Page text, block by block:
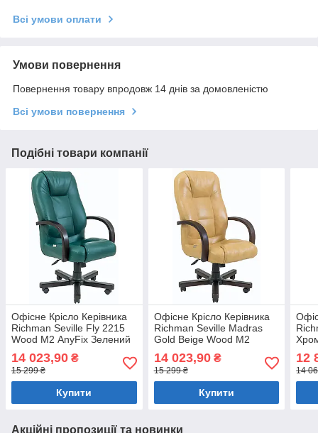
Всі умови оплати
Умови повернення
Повернення товару впродовж 14 днів за домовленістю
Всі умови повернення
Подібні товари компанії
Офісне Крісло Керівника
Richman Seville Fly 2215
Wood М2 AnyFix Зелений
14 023,90 ₴
15 299 ₴
Купити
Офісне Крісло Керівника
Richman Seville Madras
Gold Beige Wood М2
AnyFix Бежевий
14 023,90₴
15 299 ₴
Купити
12
14
Акційні пропозиції та новинки